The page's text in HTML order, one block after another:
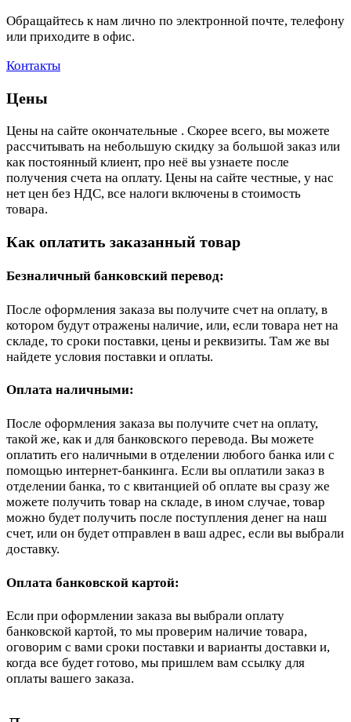
Обращайтесь к нам лично по электронной почте, телефону
или приходите в офис.
Контакты
Цены
Цены на сайте окончательные . Скорее всего, вы можете
рассчитывать на небольшую скидку за большой заказ или
как постоянный клиент, про неё вы узнаете после
получения счета на оплату. Цены на сайте честные, у нас
нет цен без НДС, все налоги включены в стоимость
товара.
Как оплатить заказанный товар
Безналичный банковский перевод:
После оформления заказа вы получите счет на оплату, в
котором будут отражены наличие, или, если товара нет на
складе, то сроки поставки, цены и реквизиты. Там же вы
найдете условия поставки и оплаты.
Оплата наличными:
После оформления заказа вы получите счет на оплату,
такой же, как и для банковского перевода. Вы можете
оплатить его наличными в отделении любого банка или с
помощью интернет-банкинга. Если вы оплатили заказ в
отделении банка, то с квитанцией об оплате вы сразу же
можете получить товар на складе, в ином случае, товар
можно будет получить после поступления денег на наш
счет, или он будет отправлен в ваш адрес, если вы выбрали
доставку.
Оплата банковской картой:
Если при оформлении заказа вы выбрали оплату
банковской картой, то мы проверим наличие товара,
оговорим с вами сроки поставки и варианты доставки и,
когда все будет готово, мы пришлем вам ссылку для
оплаты вашего заказа.